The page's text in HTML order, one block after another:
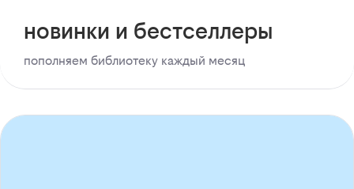
новинки и бестселлеры
пополняем библиотеку каждый месяц